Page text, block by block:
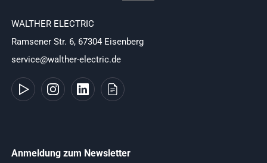
WALTHER ELECTRIC
Ramsener Str. 6, 67304 Eisenberg
service@walther-electric.de
Anmeldung zum Newsletter